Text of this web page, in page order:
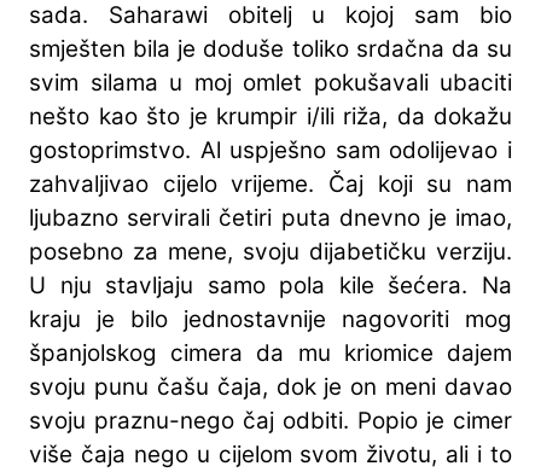
sada. Saharawi obitelj u kojoj sam bio
smješten bila je doduše toliko srdačna da su
svim silama u moj omlet pokušavali ubaciti
nešto kao što je krumpir i/ili riža, da dokažu
gostoprimstvo. Al uspješno sam odolijevao i
zahvaljivao cijelo vrijeme. Čaj koji su nam
ljubazno servirali četiri puta dnevno je imao,
posebno za mene, svoju dijabetičku verziju.
U nju stavljaju samo pola kile šećera. Na
kraju je bilo jednostavnije nagovoriti mog
španjolskog cimera da mu kriomice dajem
svoju punu čašu čaja, dok je on meni davao
svoju praznu-nego čaj odbiti. Popio je cimer
više čaja nego u cijelom svom životu, ali i to